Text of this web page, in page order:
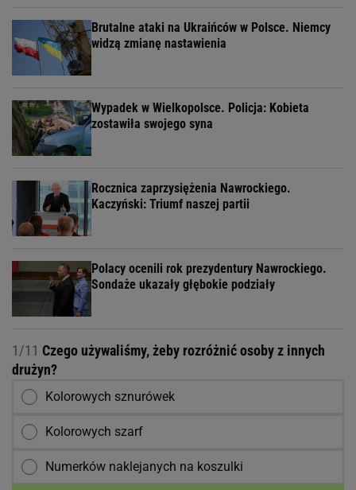
Brutalne ataki na Ukraińców w Polsce. Niemcy
widzą zmianę nastawienia
Wypadek w Wielkopolsce. Policja: Kobieta
zostawiła swojego syna
Rocznica zaprzysiężenia Nawrockiego.
Kaczyński: Triumf naszej partii
Polacy ocenili rok prezydentury Nawrockiego.
Sondaże ukazały głębokie podziały
1/11 Czego używaliśmy, żeby rozróżnić osoby z innych
drużyn?
Kolorowych sznurówek
Kolorowych szarf
Numerków naklejanych na koszulki